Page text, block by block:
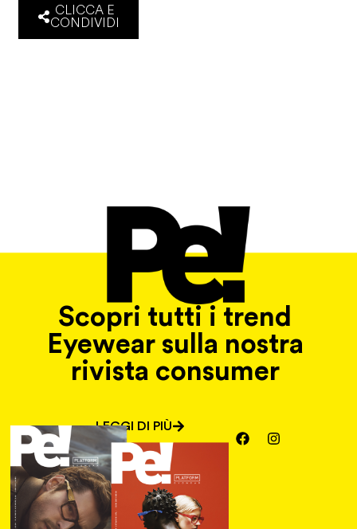
CLICCA E
CONDIVIDI
Scopri tutti i trend
Eyewear sulla nostra
rivista consumer
LEGGI DI PIÙ